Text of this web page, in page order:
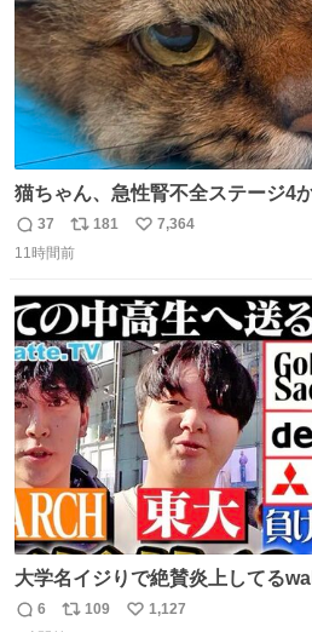
猫ちゃん、急性腎不全ステージ4
になりました😭点滴も週一で大
と2、3日持たないって言われた
道泣きながら歩いてたら向こう
た🫠
返
信
37
リ
ポ
ト
数
181
い
数
7,364
11時間前
大学名イジりで絶賛炎上してる
問題はこっちでは？ ・都内の特定企業に入るのを極度に推
返
6
リ
109
い
1,127